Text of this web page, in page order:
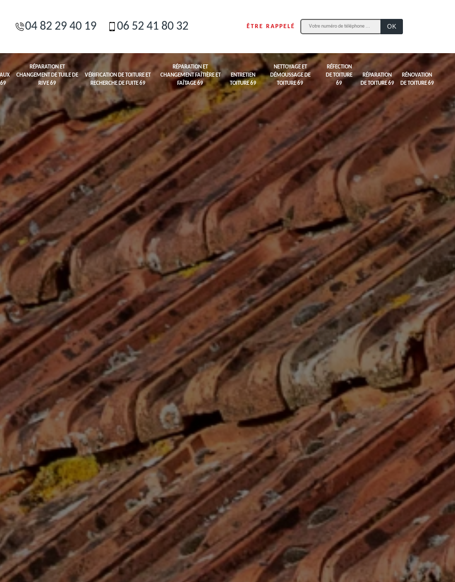
04 82 29 40 19 06 52 41 80 32 ÊTRE RAPPELÉ
69
RÉPARATION ET
CHANGEMENT DE TUILE DE
RIVE 69
VÉRIFICATION DE TOITURE ET
RECHERCHE DE FUITE 69
RÉPARATION ET
CHANGEMENT FAÎTIÈRE ET
FAÎTAGE 69
ENTRETIEN
TOITURE 69
NETTOYAGE ET
DÉMOUSSAGE DE
TOITURE 69
RÉFECTION
DE TOITURE
69
RÉPARATION
DE TOITURE 69
RÉNOVATION
DE TOITURE 69